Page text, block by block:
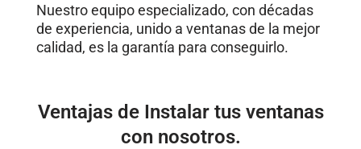
Nuestro equipo especializado, con décadas
de experiencia, unido a ventanas de la mejor
calidad, es la garantía para conseguirlo.
Ventajas de Instalar tus ventanas
con nosotros.